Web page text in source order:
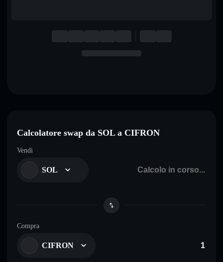
Calcolatore swap da SOL a CIFRON
Vendi
SOL
Compra
CIFRON